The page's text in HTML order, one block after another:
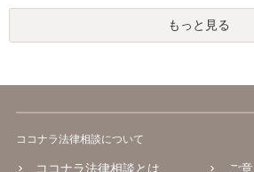
もっと見る
ココナラ法律相談について
ココナラ法律相談とは
ご